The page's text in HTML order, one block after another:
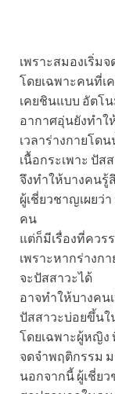
เพราะสมองเริ่มจ
โดยเฉพาะคนที่เ
เคยชินแบบ อัตโ
อากาศอุ่นยังทำใ
เวลาร่างกายโด
เนื้อกระเพาะ ปัส
จึงทำให้บางคนรู้
ผู้เชี่ยวชาญเผยว่
คน
แต่ก็มีเรื่องที่ควร
เพราะหากร่างกา
จะปัสสาวะได้
อาจทำให้บางค
ปัสสาวะบ่อยขึ้นใ
โดยเฉพาะผู้หญิง
จดจำพฤติกรรม
นอกจากนี้ ผู้เชี่ย